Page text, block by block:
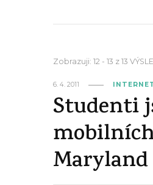
Zobrazuji: 12 - 13 z 13
6. 4. 2011
Studenti
Maryland